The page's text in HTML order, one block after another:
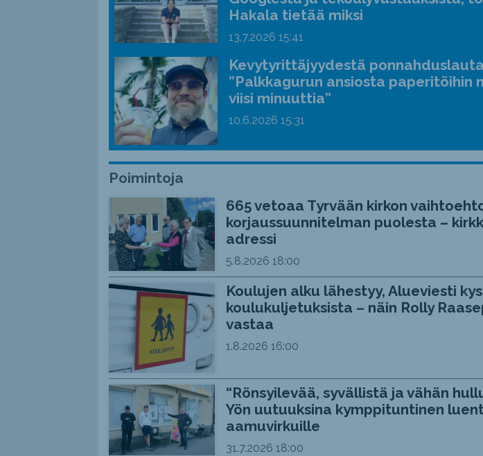
Hakala tietää miksi
13.7.2026 15:41
Kevytyrittäjyydestä
”Palkkagurun ansiosta paperitöihin
viisi minuuttia”
10.6.2026 15:31
Poimintoja
665 vetoaa Tyrvään kirkon
korjaussuunnitelman puolesta –
adressi
5.8.2026 18:00
Koulujen alku lähestyy, Alueviesti
koulukuljetuksista – näin Rolly
vastaa
1.8.2026 16:00
“Rönsyilevää, syvällistä ja vähän
Yön uutuuksina kymppituntinen
aamuvirkuille
31.7.2026 18:00